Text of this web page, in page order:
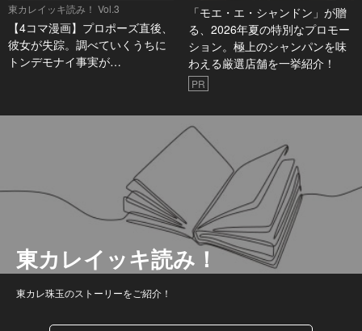
東カレイッキ読み！ Vol.3
【4コマ漫画】プロポーズ直後、
彼女が失踪。調べていくうちに
トンデモナイ事実が…
「モエ・エ・シャンドン」が贈
る、2026年夏の特別なプロモー
ション。極上のシャンパンを味
わえる厳選店舗を一挙紹介！
PR
東カレイッキ読み！
東カレ珠玉のストーリーをご紹介！